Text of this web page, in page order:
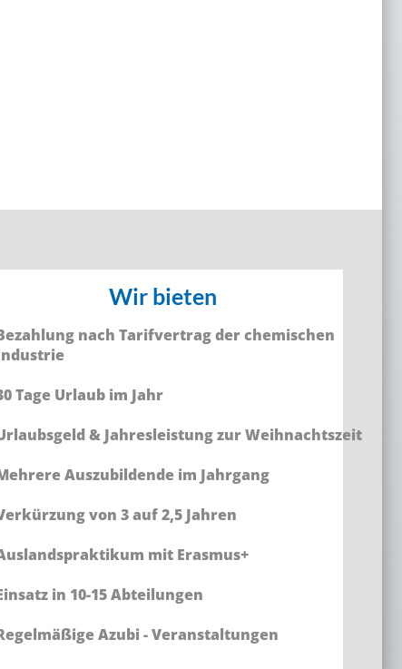
Wir bieten
nach Tarifvertrag der chemischen
Tage Urlaub im Jahr
& Jahresleistung zur Weihnachtszeit
Auszubildende im Jahrgang
von 3 auf 2,5 Jahren
mit Erasmus+
in 10-15 Abteilungen
Azubi - Veranstaltungen